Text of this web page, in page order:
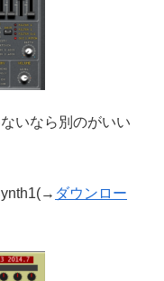
いなら別のがいい
ダウンロー